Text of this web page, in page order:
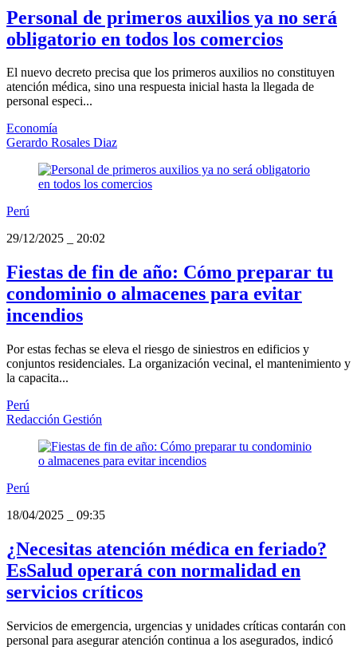
Personal de primeros auxilios ya no será
obligatorio en todos los comercios
El nuevo decreto precisa que los primeros auxilios no constituyen
atención médica, sino una respuesta inicial hasta la llegada de
personal especi...
Economía
Gerardo Rosales Diaz
Perú
29/12/2025
20:02
Fiestas de fin de año: Cómo preparar tu
condominio o almacenes para evitar
incendios
Por estas fechas se eleva el riesgo de siniestros en edificios y
conjuntos residenciales. La organización vecinal, el mantenimiento y
la capacita...
Perú
Redacción Gestión
Perú
18/04/2025
09:35
¿Necesitas atención médica en feriado?
EsSalud operará con normalidad en
servicios críticos
Servicios de emergencia, urgencias y unidades críticas contarán con
personal para asegurar atención continua a los asegurados, indicó